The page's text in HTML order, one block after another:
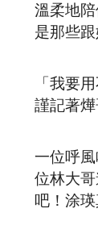
溫柔地
是那些
「我要
謹記著
一位呼
位林大
吧！涂瑛